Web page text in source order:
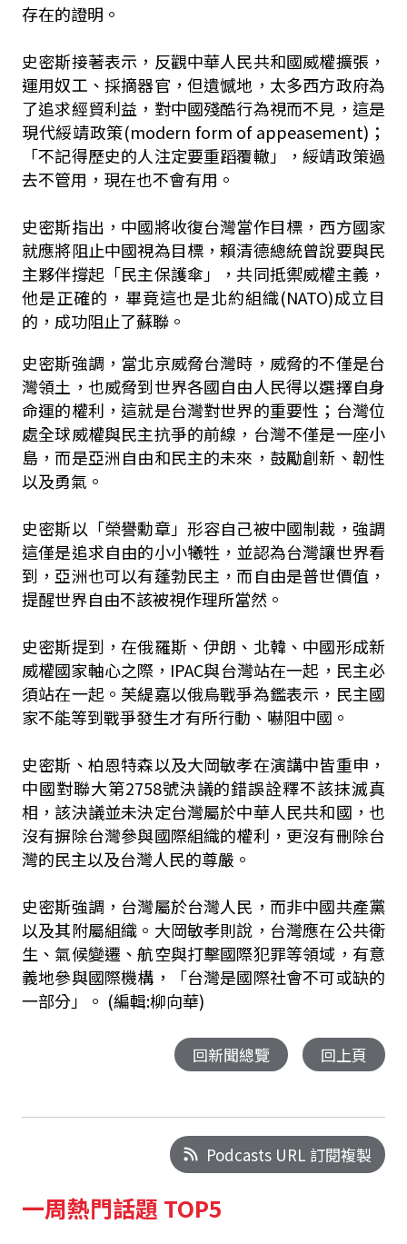
存在的證明。
史密斯接著表示，反觀中華人民共和國威權擴張，
運用奴工、採摘器官，但遺憾地，太多西方政府為
了追求經貿利益，對中國殘酷行為視而不見，這是
現代綏靖政策(modern form of appeasement)；
「不記得歷史的人注定要重蹈覆轍」，綏靖政策過
去不管用，現在也不會有用。
史密斯指出，中國將收復台灣當作目標，西方國家
就應將阻止中國視為目標，賴清德總統曾說要與民
主夥伴撐起「民主保護傘」，共同抵禦威權主義，
他是正確的，畢竟這也是北約組織(NATO)成立目
的，成功阻止了蘇聯。
史密斯強調，當北京威脅台灣時，威脅的不僅是台
灣領土，也威脅到世界各國自由人民得以選擇自身
命運的權利，這就是台灣對世界的重要性；台灣位
處全球威權與民主抗爭的前線，台灣不僅是一座小
島，而是亞洲自由和民主的未來，鼓勵創新、韌性
以及勇氣。
史密斯以「榮譽勳章」形容自己被中國制裁，強調
這僅是追求自由的小小犧牲，並認為台灣讓世界看
到，亞洲也可以有蓬勃民主，而自由是普世價值，
提醒世界自由不該被視作理所當然。
史密斯提到，在俄羅斯、伊朗、北韓、中國形成新
威權國家軸心之際，IPAC與台灣站在一起，民主必
須站在一起。芙緹嘉以俄烏戰爭為鑑表示，民主國
家不能等到戰爭發生才有所行動、嚇阻中國。
史密斯、柏恩特森以及大岡敏孝在演講中皆重申，
中國對聯大第2758號決議的錯誤詮釋不該抹滅真
相，該決議並未決定台灣屬於中華人民共和國，也
沒有摒除台灣參與國際組織的權利，更沒有刪除台
灣的民主以及台灣人民的尊嚴。
史密斯強調，台灣屬於台灣人民，而非中國共產黨
以及其附屬組織。大岡敏孝則說，台灣應在公共衛
生、氣候變遷、航空與打擊國際犯罪等領域，有意
義地參與國際機構，「台灣是國際社會不可或缺的
一部分」。 (編輯:柳向華)
回新聞總覽 回上頁
Podcasts URL 訂閱複製
一周熱門話題 TOP5